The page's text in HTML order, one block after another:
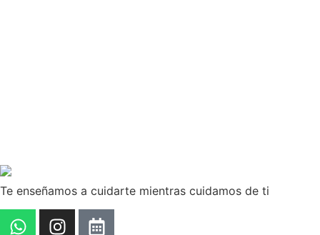
Te enseñamos a cuidarte mientras cuidamos de ti